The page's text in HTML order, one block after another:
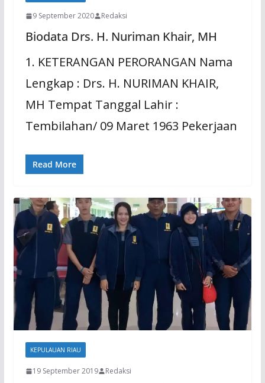
9 September 2020 Redaksi
Biodata Drs. H. Nuriman Khair, MH
1. KETERANGAN PERORANGAN Nama
Lengkap : Drs. H. NURIMAN KHAIR,
MH Tempat Tanggal Lahir :
Tembilahan/ 09 Maret 1963 Pekerjaan
Read More
KEPULAUAN RIAU
19 September 2019 Redaksi